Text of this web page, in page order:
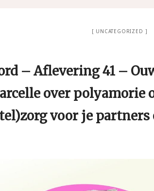
UNCATEGORIZED
– Aflevering 41 –
over polyamorie
voor je partners